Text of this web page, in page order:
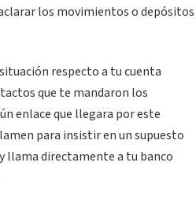
los movimientos o depósitos
respecto a tu cuenta
que te mandaron los
enlace que llegara por este
para insistir en un supuesto
llama directamente a tu banco